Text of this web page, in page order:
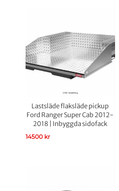
Lastsläde flaksläde pickup
Ford Ranger Super Cab 2012-
2018 | Inbyggda sidofack
14500 kr